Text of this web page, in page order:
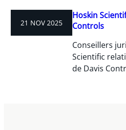
21 NOV 2025
Hoskin
Controls
Conseillers
Scientific
de Davis